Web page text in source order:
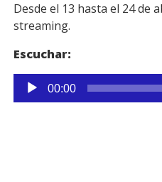
WhatsApp
Desde el 13 hasta el 24 de
streaming.
Escuchar:
Reproductor
de
00:00